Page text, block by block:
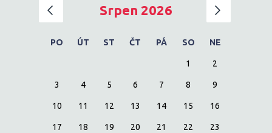
Srpen 2026
PO ÚT ST ČT PÁ SO NE
1 2
3 4 5 6 7 8 9
10 11 12 13 14 15 16
17 18 19 20 21 22 23